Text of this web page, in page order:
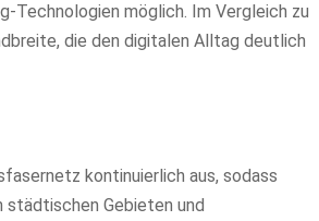
Technologien möglich. Im Vergleich zu
die den digitalen Alltag deutlich
kontinuierlich aus, sodass
städtischen Gebieten und